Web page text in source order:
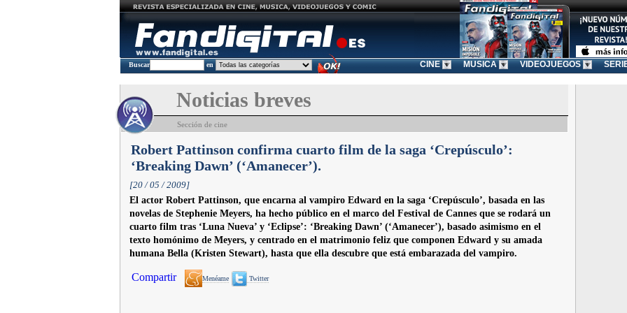
Buscar en CINE MUSICA VIDEOJUEGOS
Noticias breves
Sección de cine
Robert Pattinson confirma cuarto film de la saga ‘Crepúsculo’:
‘Breaking Dawn’ (‘Amanecer’).
[20 / 05 / 2009]
El actor Robert Pattinson, que encarna al vampiro Edward en la saga ‘Crepúsculo’, basada en las
novelas de Stephenie Meyers, ha hecho público en el marco del Festival de Cannes que se rodará un
cuarto film tras ‘Luna Nueva’ y ‘Eclipse’: ‘Breaking Dawn’ (‘Amanecer’), basado asimismo en el
texto homónimo de Meyers, y centrado en el matrimonio feliz que componen Edward y su amada
humana Bella (Kristen Stewart), hasta que ella descubre que está embarazada del vampiro.
Compartir Menéame Twitter